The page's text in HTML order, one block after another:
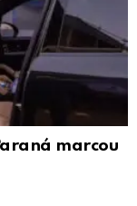
marcou